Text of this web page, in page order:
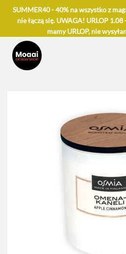
SUMMER40 - 40% na wszystko z
nie łączą się. UWAGA! URLOP
mamy URLOP, nie